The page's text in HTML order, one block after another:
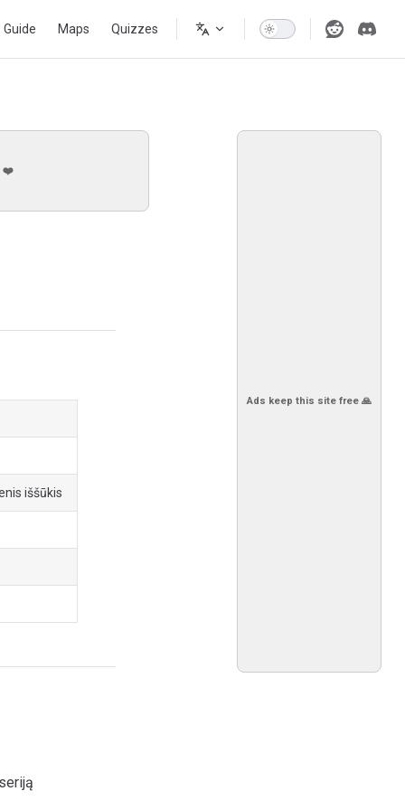
Guide Maps Quizzes
Ads keep this site free 🙏
❤️
iššūkis